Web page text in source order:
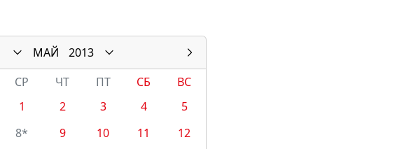
МАЙ
2013
СР ЧТ ПТ СБ
ВС
1
2 3 4
5
8* 9 10 11
12